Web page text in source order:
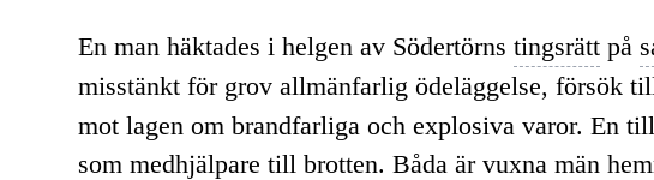
En man häktades i helgen av Södertörns tingsrättpå
misstänkt för grov allmänfarlig ödeläggelse, försök
mot lagen om brandfarliga och explosiva varor. En
som medhjälpare till brotten. Båda är vuxna män